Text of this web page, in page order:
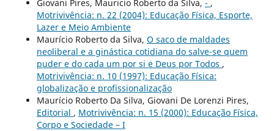
Giovani Pires, Mauricio Roberto da Silva, - ,
Motrivivência: n. 22 (2004): Educação Física, Esporte,
Lazer e Meio Ambiente
Maurício Roberto da Silva, O saco de maldades
neoliberal e a ginástica cotidiana do salve-se quem
puder e do cada um por si e Deus por Todos ,
Motrivivência: n. 10 (1997): Educação Física:
globalização e profissionalização
Maurício Roberto Da Silva, Giovani De Lorenzi Pires,
Editorial , Motrivivência: n. 15 (2000): Educação Física,
Corpo e Sociedade – I